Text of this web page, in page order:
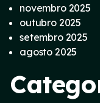
novembro 2025
outubro 2025
setembro 2025
agosto 2025